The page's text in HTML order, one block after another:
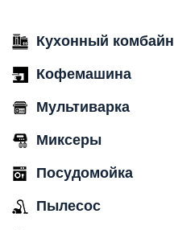
Кухонный комбайн
Кофемашина
Мультиварка
Миксеры
Посудомойка
Пылесос